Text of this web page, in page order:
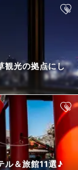
観光の拠点にし
ル＆旅館11選♪